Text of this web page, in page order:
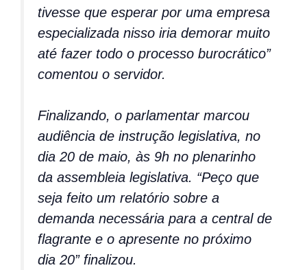
tivesse que esperar por uma empresa
especializada nisso iria demorar muito
até fazer todo o processo burocrático”
comentou o servidor.
Finalizando, o parlamentar marcou
audiência de instrução legislativa, no
dia 20 de maio, às 9h no plenarinho
da assembleia legislativa. “Peço que
seja feito um relatório sobre a
demanda necessária para a central de
flagrante e o apresente no próximo
dia 20” finalizou.